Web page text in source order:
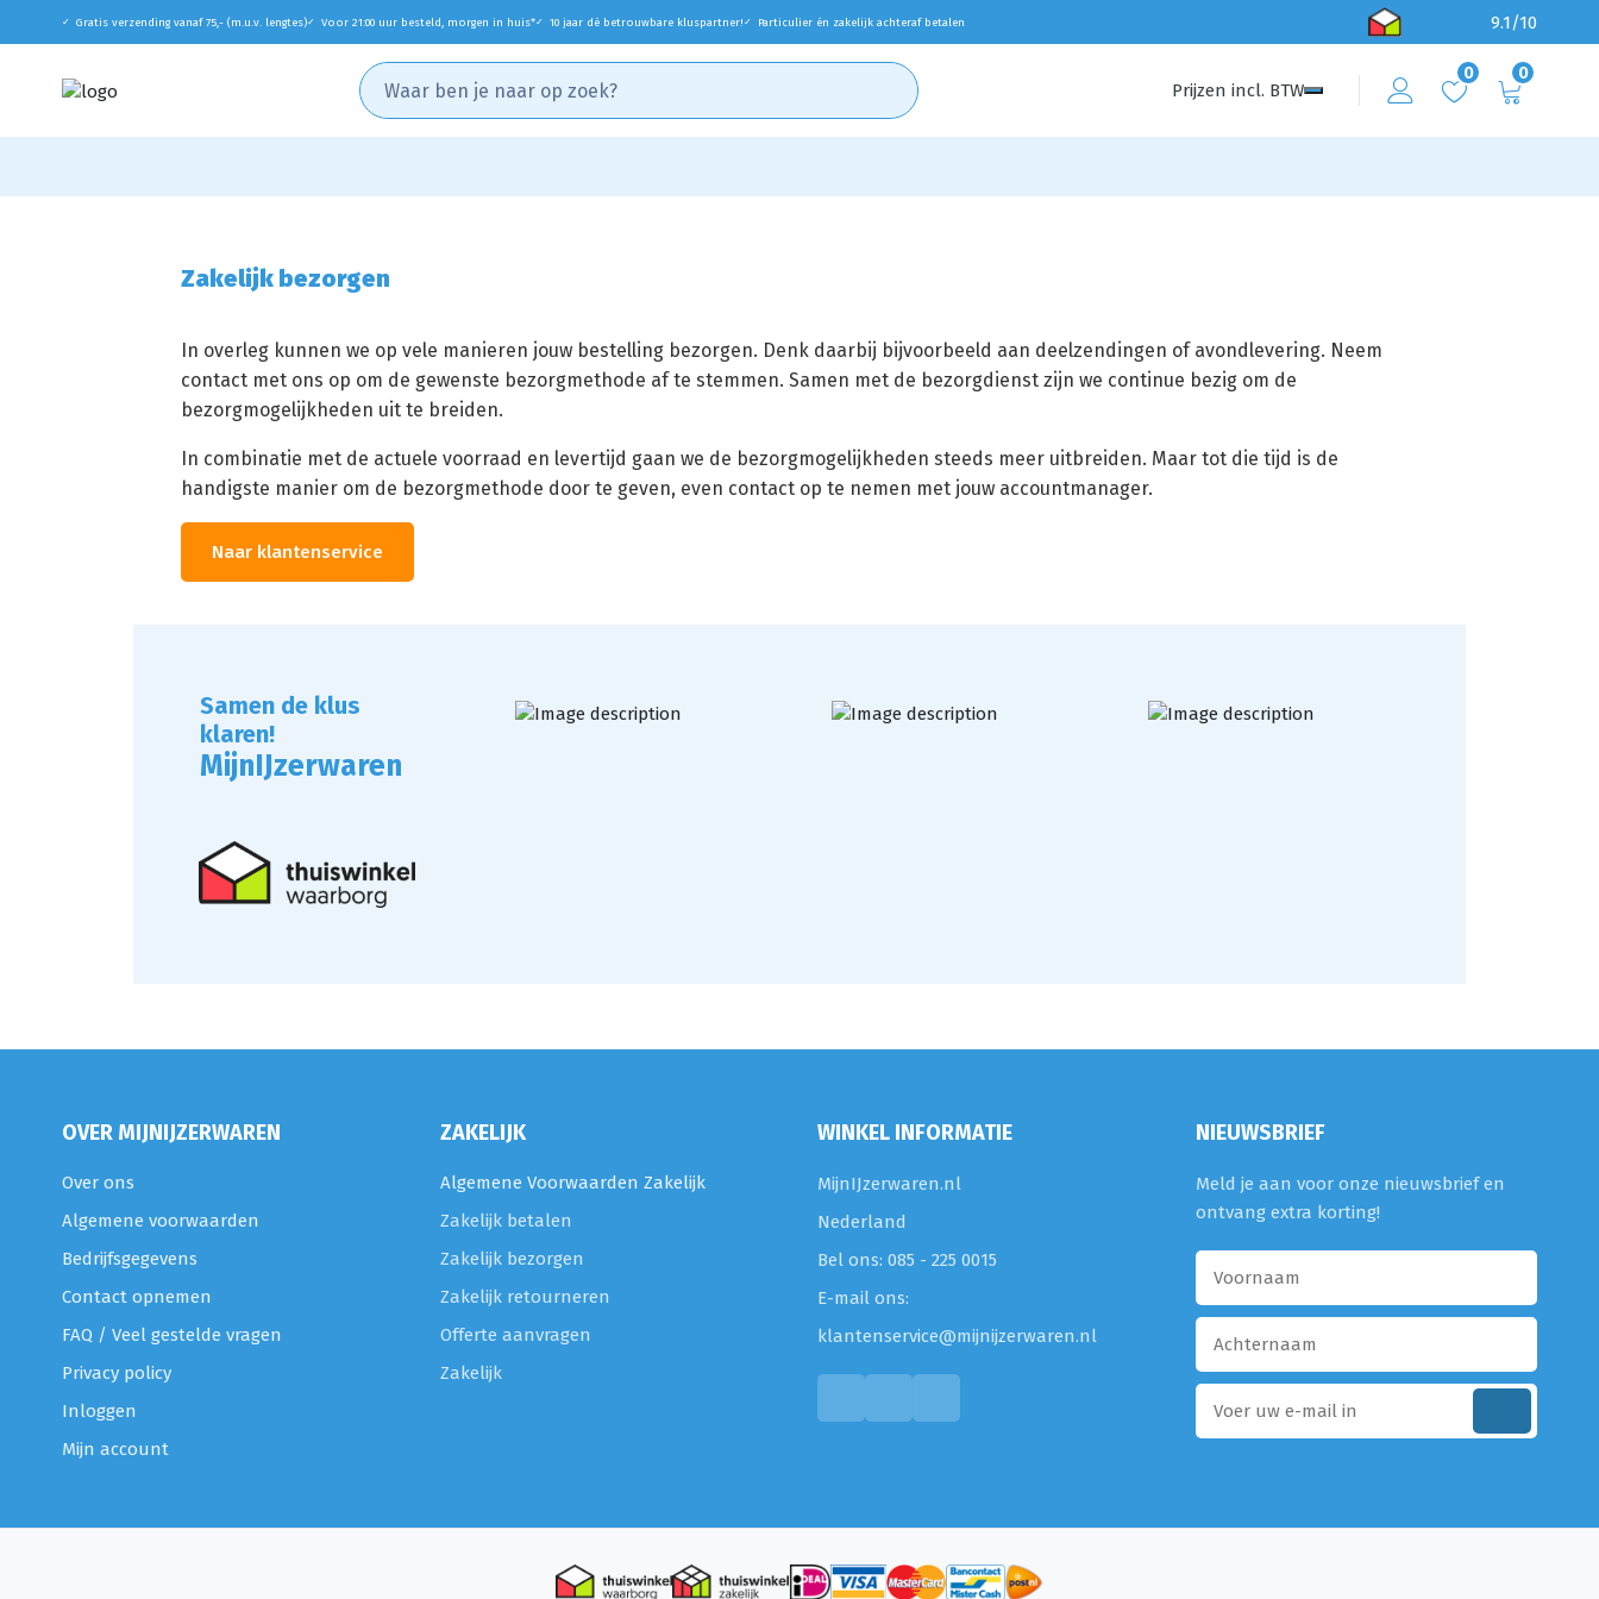
✓ Gratis verzending vanaf 75,- (m.u.v. lengtes)✓ Voor 21:00 uur besteld, morgen in huis*✓ 10 jaar dé betrouwbare kluspartner! ✓ Particulier én zakelijk achteraf betalen 9.1/10
Prijzen incl. BTW
0 0
Zakelijk bezorgen
In overleg kunnen we op vele manieren jouw bestelling bezorgen. Denk daarbij bijvoorbeeld aan deelzendingen of avondlevering. Neem
contact met ons op om de gewenste bezorgmethode af te stemmen. Samen met de bezorgdienst zijn we continue bezig om de
bezorgmogelijkheden uit te breiden.
In combinatie met de actuele voorraad en levertijd gaan we de bezorgmogelijkheden steeds meer uitbreiden. Maar tot die tijd is de
handigste manier om de bezorgmethode door te geven, even contact op te nemen met jouw accountmanager.
Naar klantenservice
Samen de klus
klaren!
MijnIJzerwaren
OVER MIJNIJZERWAREN
Over ons
Algemene voorwaarden
Bedrijfsgegevens
Contact opnemen
FAQ / Veel gestelde vragen
Privacy policy
Inloggen
Mijn account
ZAKELIJK
Algemene Voorwaarden Zakelijk
Zakelijk betalen
Zakelijk bezorgen
Zakelijk retourneren
Offerte aanvragen
Zakelijk
WINKEL INFORMATIE
MijnIJzerwaren.nl
Nederland
Bel ons: 085 - 225 0015
E-mail ons:
klantenservice@mijnijzerwaren.nl
NIEUWSBRIEF
Meld je aan voor onze nieuwsbrief en
ontvang extra korting!